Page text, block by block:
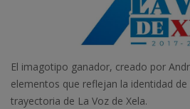
El imagotipo ganador, creado por
elementos que reflejan la identidad
trayectoria de La Voz de Xela.